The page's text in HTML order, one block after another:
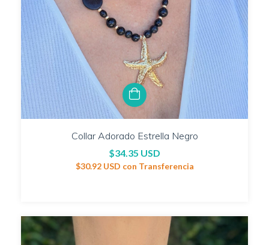
Collar Adorado Estrella Negro
$34.35 USD
$30.92 USD con Transferencia